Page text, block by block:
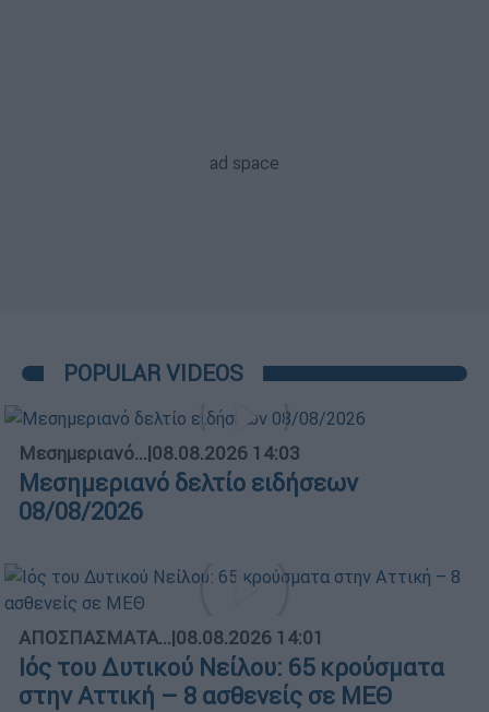
POPULAR VIDEOS
Μεσημεριανό...|08.08.2026 14:03
Μεσημεριανό δελτίο ειδήσεων
08/08/2026
ΑΠΟΣΠΑΣΜΑΤΑ...|08.08.2026 14:01
Ιός του Δυτικού Νείλου: 65 κρούσματα
στην Αττική – 8 ασθενείς σε ΜΕΘ